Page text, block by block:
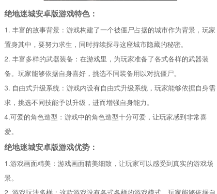
绝地迷城安卓版游戏特色：
1. 丰富的故事背景：游戏构建了一个被僵尸占据的城市作为背景，玩家
置身其中，要努力求生，同时持续探寻这座城市隐藏的秘密。
2. 丰富多样的武器装备：在游戏里，为玩家准备了各式各样的武器装
备。玩家能够依据自身喜好，挑选不同装备用以对抗僵尸。
3. 自由式升级系统：游戏内设有自由式升级系统，玩家能够依据自身需
求，挑选不同技能予以升级，进而增强自身能力。
4.可爱的角色造型：游戏中的角色造型十分可爱，让玩家感到非常喜
爱。
绝地迷城安卓版游戏优势：
1.游戏画面精美：游戏画面精美细致，让玩家可以感受到真实的游戏场
景。
2. 游戏玩法多样：这款游戏设有各式各样的游戏模式，玩家能够依据自